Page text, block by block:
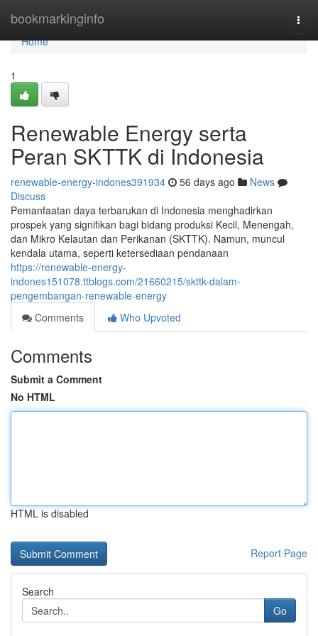
bookmarkinginfo
Home
Home
1
Renewable Energy serta
Peran SKTTK di Indonesia
renewable-energy-indones391934 56 days ago
News
Discuss
Pemanfaatan daya terbarukan di Indonesia menghadirkan
prospek yang signifikan bagi bidang produksi Kecil, Menengah,
dan Mikro Kelautan dan Perikanan (SKTTK). Namun, muncul
kendala utama, seperti ketersediaan pendanaan
https://renewable-energy-
indones151078.ttblogs.com/21660215/skttk-dalam-
pengembangan-renewable-energy
Comments
Who Upvoted
Comments
Submit a Comment
No HTML
HTML is disabled
Report Page
Search
Go